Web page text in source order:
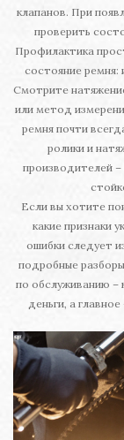
клапанов. При
проверить
Профилактика
состояние ремня:
Смотрите
или метод
ремня почти
ролики и
производителей
Если вы хотите
какие признаки
ошибки следует
подробные
по обслуживанию –
деньги, а